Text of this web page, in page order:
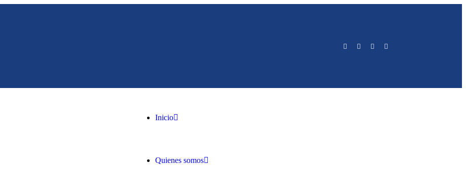
Inicio
Quienes somos